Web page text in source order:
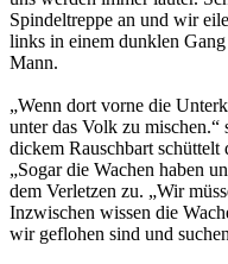
Spindeltreppe an und wir
links in einem dunklen
Mann.
„Wenn dort vorne die
unter das Volk zu
dickem Rauschbart schüttelt
„Sogar die Wachen haben
dem Verletzen zu. „Wir
Inzwischen wissen die
wir geflohen sind und